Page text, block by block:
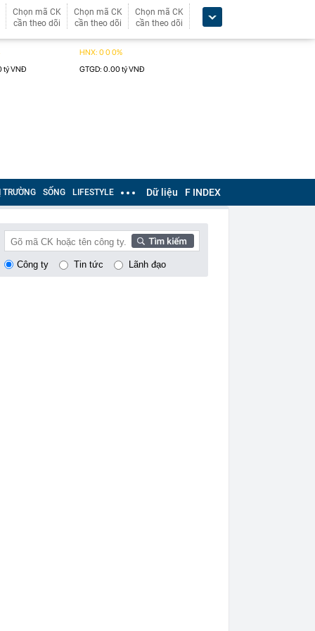
Chọn mã CK
cần theo dõi
Chọn mã CK
cần theo dõi
Chọn mã CK
cần theo dõi
TRƯỜNG SỐNG LIFESTYLE Dữ liệu F INDEX
Công ty Tin tức Lãnh đạo